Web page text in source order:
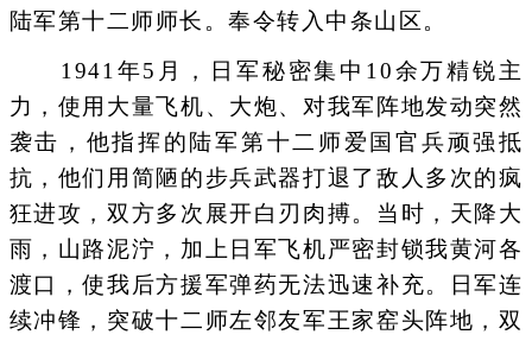
陆军第十二师师长。奉令转入中条山区。
1941年5月，日军秘密集中10余万精锐主
力，使用大量飞机、大炮、对我军阵地发动突然
袭击，他指挥的陆军第十二师爱国官兵顽强抵
抗，他们用简陋的步兵武器打退了敌人多次的疯
狂进攻，双方多次展开白刃肉搏。当时，天降大
雨，山路泥泞，加上日军飞机严密封锁我黄河各
渡口，使我后方援军弹药无法迅速补充。日军连
续冲锋，突破十二师左邻友军王家窑头阵地，双